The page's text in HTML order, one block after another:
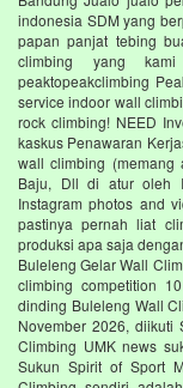
indonesia SDM yang
papan panjat tebing
climbing yang
peaktopeakclimbing
service indoor wall
rock climbing! NEED
kaskus Penawaran
wall climbing (memang
Baju, Dll di atur oleh
Instagram photos and
pastinya pernah liat
produksi apa saja
Buleleng Gelar Wall
climbing competition
dinding Buleleng Wall
November 2026, diikuti
Climbing UMK news
Sukun Spirit of Sport